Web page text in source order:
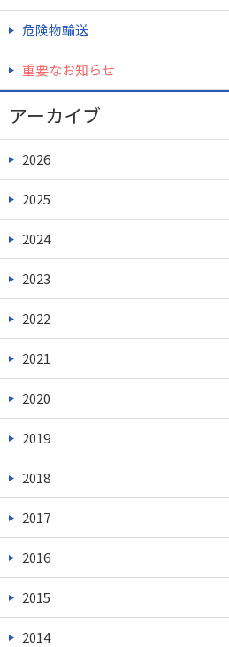
危険物輸送
重要なお知らせ
アーカイブ
2026
2025
2024
2023
2022
2021
2020
2019
2018
2017
2016
2015
2014